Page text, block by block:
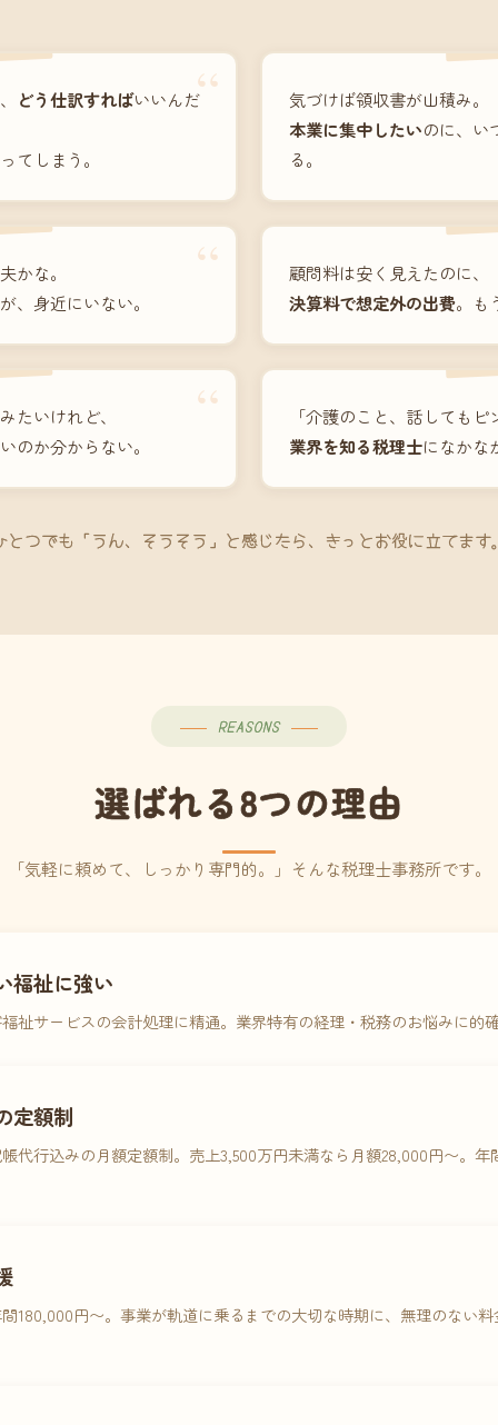
“
どう仕訳すればいいんだ
てしまう。
気づけば領収書が山積み。
本業に集中したいのに、い
る。
“
かな。
、身近にいない。
顧問料は安く見えたのに、
決算料で想定外の出費。も
“
たいけれど、
のか分からない。
「介護のこと、話してもピ
業界を知る税理士になかな
とつでも「うん、そうそう」と感じたら、きっとお役に立てます。
REASONS
選ばれる8つの理由
「気軽に頼めて、しっかり専門的。」そんな税理士事務所です。
福祉に強い
祉サービスの会計処理に精通。業界特有の経理・税務のお悩みに的
定額制
代行込みの月額定額制。売上3,500万円未満なら月額28,000円〜。年
180,000円〜。事業が軌道に乗るまでの大切な時期に、無理のない料